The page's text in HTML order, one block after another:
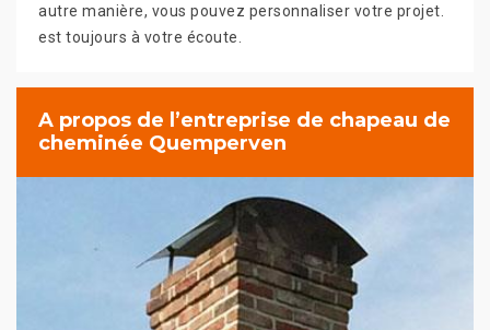
autre manière, vous pouvez personnaliser votre projet.
est toujours à votre écoute.
A propos de l’entreprise de chapeau de
cheminée Quemperven